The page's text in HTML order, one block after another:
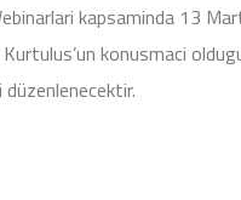
kapsaminda 13
konusmaci